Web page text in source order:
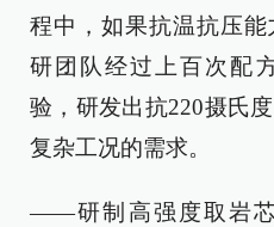
程中，如果抗温抗压
研团队经过上百次配
验，研发出抗220摄氏
复杂工况的需求。
——研制高强度取岩